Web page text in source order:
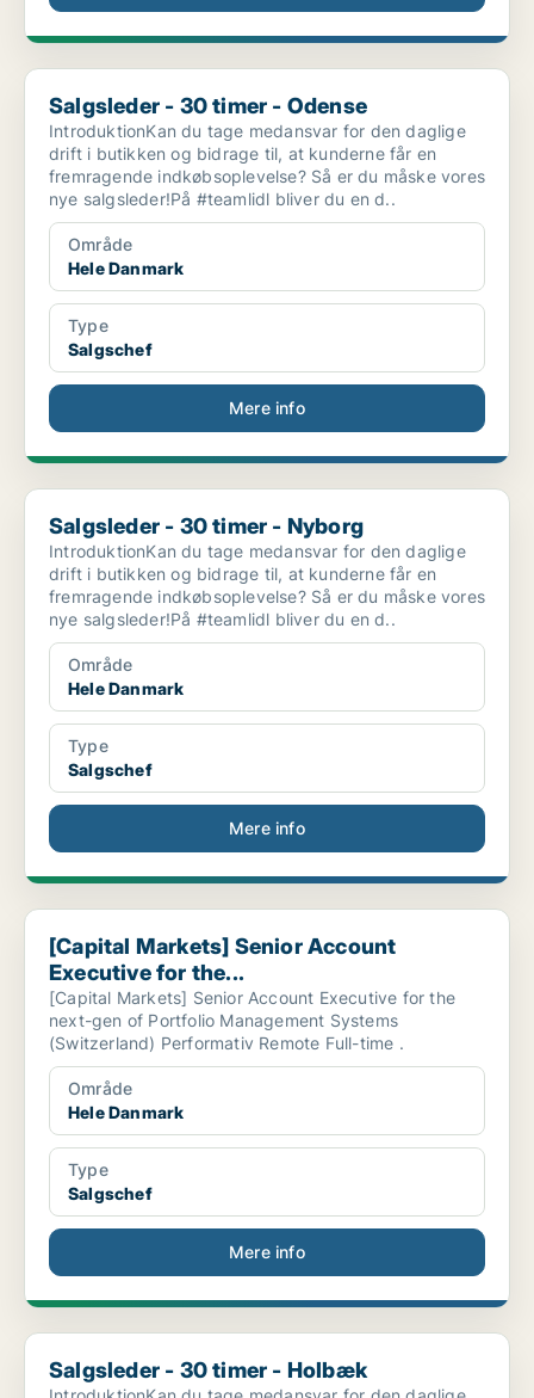
Salgsleder - 30 timer - Odense
Salgsleder - 30 timer - Odense
IntroduktionKan du tage medansvar for den daglige
drift i butikken og bidrage til, at kunderne får en
fremragende indkøbsoplevelse? Så er du måske vores
nye salgsleder!På #teamlidl bliver du en d..
Område
Hele Danmark
Type
Salgschef
Mere info
Salgsleder - 30 timer - Nyborg
Salgsleder - 30 timer - Nyborg
IntroduktionKan du tage medansvar for den daglige
drift i butikken og bidrage til, at kunderne får en
fremragende indkøbsoplevelse? Så er du måske vores
nye salgsleder!På #teamlidl bliver du en d..
Område
Hele Danmark
Type
Salgschef
Mere info
[Capital Markets] Senior Account Executive for the...
[Capital Markets] Senior Account
Executive for the...
[Capital Markets] Senior Account Executive for the
next-gen of Portfolio Management Systems
(Switzerland) Performativ Remote Full-time .
Område
Hele Danmark
Type
Salgschef
Mere info
Salgsleder - 30 timer - Holbæk
Salgsleder - 30 timer - Holbæk